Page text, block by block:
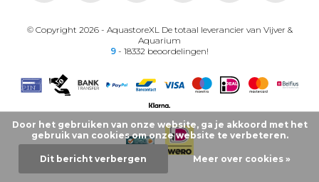
© Copyright 2026 - AquastoreXL De totaal leverancier van Vijver &
Aquarium
9 - 18332 beoordelingen!
Door het gebruiken van onze website, ga je akkoord met het
gebruik van cookies om onze website te verbeteren.
Dit bericht verbergen Meer over cookies »